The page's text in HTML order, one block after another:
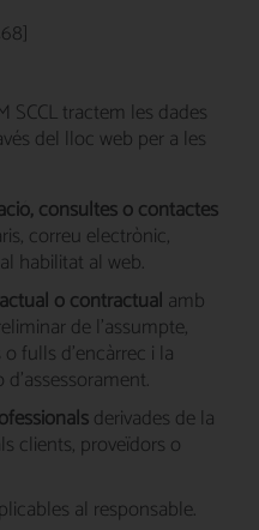
SCCL tractem les dades
del lloc web per a les
consultes o contactes
correu electrònic,
habilitat al web.
o contractual amb
de l'assumpte,
fulls d'encàrrec i la
d'assessorament.
derivades de la
clients, proveïdors o
al responsable.